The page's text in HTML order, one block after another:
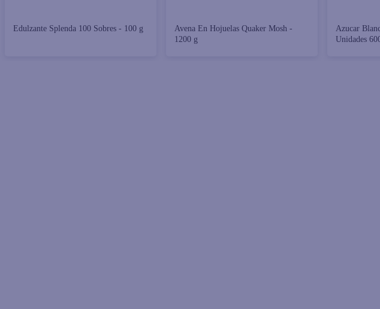
Edulzante Splenda 100 Sobres - 100 g
Avena En Hojuelas Quaker Mosh -
1200 g
Azucar
Unidades